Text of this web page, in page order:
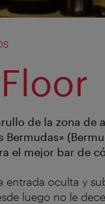
de la zona
Bermudas»
el mejor bar de
entrada oculta y
luego no le